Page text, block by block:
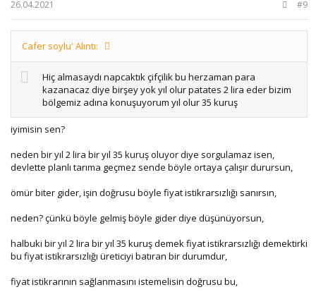
26.04.2021 #9
Cafer soylu' Alıntı:
Hiç almasaydı napcaktık çifçilik bu herzaman para
kazanacaz diye birşey yok yıl olur patates 2 lira eder bizim
bölgemiz adına konuşuyorum yıl olur 35 kuruş
iyimisin sen?
neden bir yıl 2 lira bir yıl 35 kuruş oluyor diye sorgulamaz isen,
devlette planlı tarıma geçmez sende böyle ortaya çalışır durursun,
ömür biter gider, işin doğrusu böyle fiyat istikrarsızlığı sanırsın,
neden? çünkü böyle gelmiş böyle gider diye düşünüyorsun,
halbuki bir yıl 2 lira bir yıl 35 kuruş demek fiyat istikrarsızlığı demektirki
bu fiyat istikrarsızlığı üreticiyi batıran bir durumdur,
fiyat istikrarının sağlanmasını istemelisin doğrusu bu,